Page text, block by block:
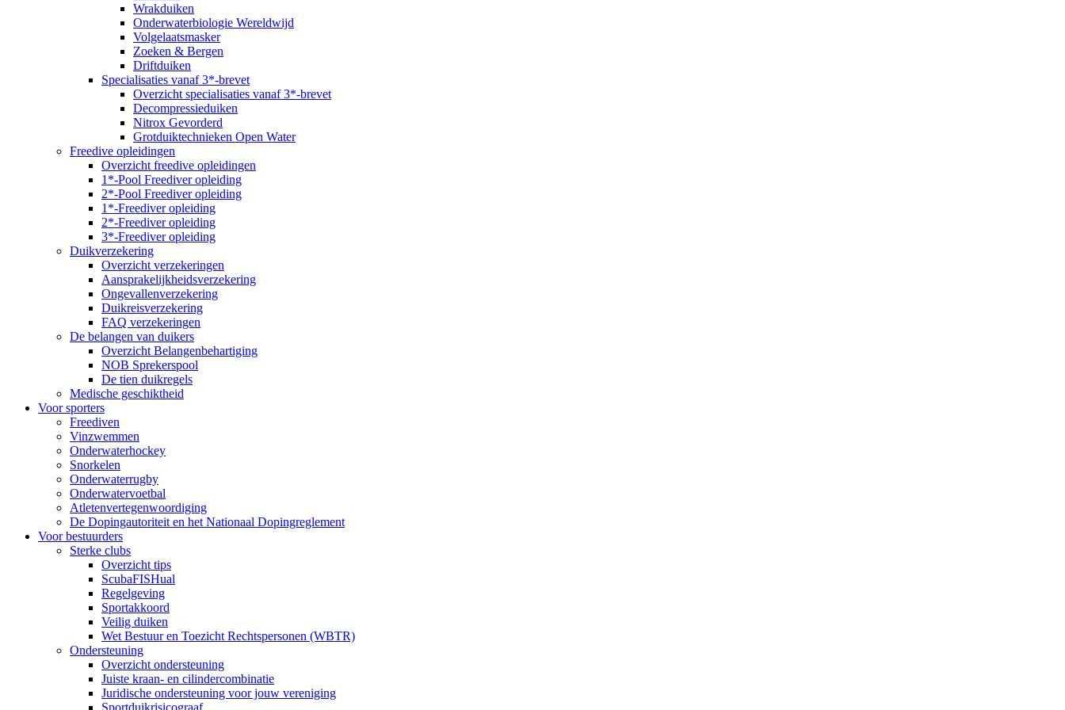
Wrakduiken
Onderwaterbiologie Wereldwijd
Volgelaatsmasker
Zoeken & Bergen
Driftduiken
Specialisaties vanaf 3*-brevet
Overzicht specialisaties vanaf 3*-brevet
Decompressieduiken
Nitrox Gevorderd
Grotduiktechnieken Open Water
Freedive opleidingen
Overzicht freedive opleidingen
1*-Pool Freediver opleiding
2*-Pool Freediver opleiding
1*-Freediver opleiding
2*-Freediver opleiding
3*-Freediver opleiding
Duikverzekering
Overzicht verzekeringen
Aansprakelijkheidsverzekering
Ongevallenverzekering
Duikreisverzekering
FAQ verzekeringen
De belangen van duikers
Overzicht Belangenbehartiging
NOB Sprekerspool
De tien duikregels
Medische geschiktheid
Voor sporters
Freediven
Vinzwemmen
Onderwaterhockey
Snorkelen
Onderwaterrugby
Onderwatervoetbal
Atletenvertegenwoordiging
De Dopingautoriteit en het Nationaal Dopingreglement
Voor bestuurders
Sterke clubs
Overzicht tips
ScubaFISHual
Regelgeving
Sportakkoord
Veilig duiken
Wet Bestuur en Toezicht Rechtspersonen (WBTR)
Ondersteuning
Overzicht ondersteuning
Juiste kraan- en cilindercombinatie
Juridische ondersteuning voor jouw vereniging
Sportduikrisicograaf